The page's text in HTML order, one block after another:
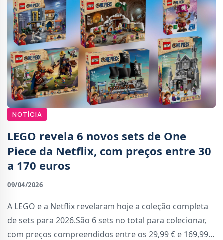
NOTÍCIA
LEGO revela 6 novos sets de One
Piece da Netflix, com preços entre 30
a 170 euros
09/04/2026
A LEGO e a Netflix revelaram hoje a coleção completa
de sets para 2026.São 6 sets no total para colecionar,
com preços compreendidos entre os 29,99 € e 169,99